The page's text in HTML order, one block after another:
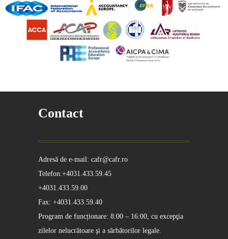
Contact
Adresă de e-mail: cafr@cafr.ro
Telefon:+4031.433.59.45
+4031.433.59.00
Fax: +4031.433.59.40
Program de funcționare: 8:00 – 16:00, cu excepţia
zilelor nelucrătoare şi a sărbătorilor legale.